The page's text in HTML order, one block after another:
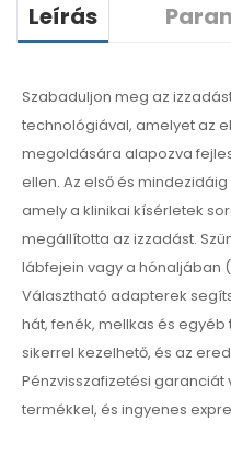
Leírás
Szabaduljon meg az
technológiával, amelyet az
megoldására alapozva
ellen. Az első és
amely a klinikai kísérletek
megállította az izzadást.
lábfejein vagy a hónaljában
Választható adapterek
hát, fenék, mellkas és
sikerrel kezelhető, és az
Pénzvisszafizetési
termékkel, és ingyenes